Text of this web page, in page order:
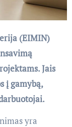
(EIMIN)
Jais
į gamybą,
yra